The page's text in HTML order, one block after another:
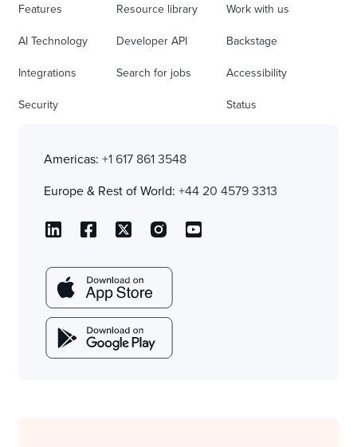
Features
AI Technology
Integrations
Security
Resource library
Developer API
Search for jobs
Work with us
Backstage
Accessibility
Status
Americas: +1 617 861 3548
Europe & Rest of World: +44 20 4579 3313